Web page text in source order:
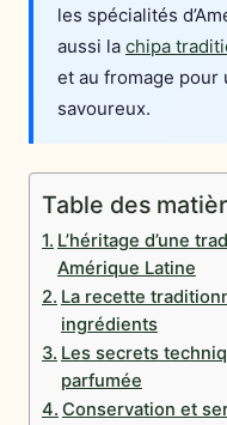
les spécialités
aussi la chipa
et au fromage pour
savoureux.
Table des
L’héritage d’une
Amérique Latine
La recette
ingrédients
Les secrets
parfumée
Conservation et